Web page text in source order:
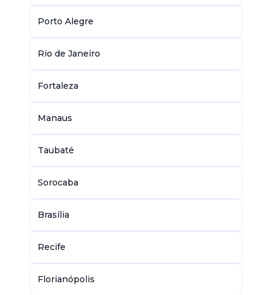
Porto Alegre
Rio de Janeiro
Fortaleza
Manaus
Taubaté
Sorocaba
Brasília
Recife
Florianópolis